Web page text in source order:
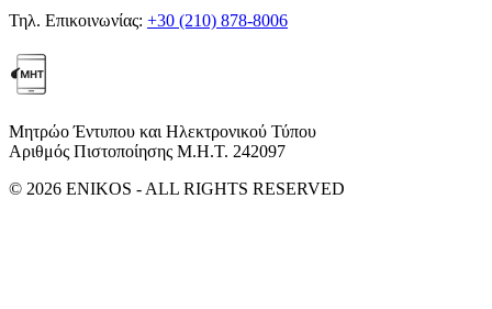
Τηλ. Επικοινωνίας: +30 (210) 878-8006
Μητρώο Έντυπου και Ηλεκτρονικού Τύπου
Αριθμός Πιστοποίησης Μ.Η.Τ. 242097
© 2026 ENIKOS - ALL RIGHTS RESERVED